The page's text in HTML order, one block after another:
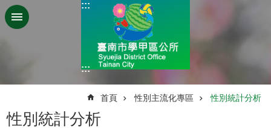
跳到主要內容區塊
:::
:::
首頁 性別主流化專區 性別統計分析
性別統計分析